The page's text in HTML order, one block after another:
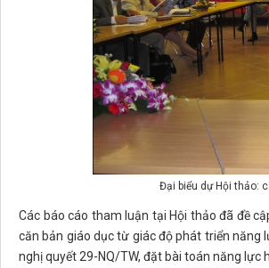
Đại biểu dự Hội thảo:
Các báo cáo tham luận tại Hội thảo đã đề
căn bản giáo dục từ giác độ phát triển năng
nghị quyết 29-NQ/TW, đặt bài toán năng lực